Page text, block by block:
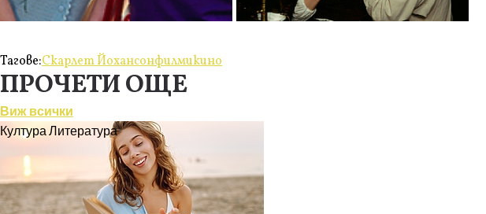
Тагове:Скарлет Йохансонфилмикино
ПРОЧЕТИ ОЩЕ
Виж всички
КултураЛитература